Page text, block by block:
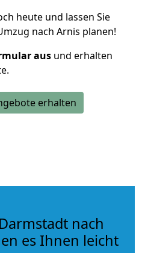
heute und lassen Sie
nach Arnis planen!
aus und erhalten
erhalten
nach
es Ihnen leicht